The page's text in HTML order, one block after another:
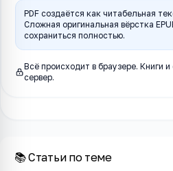
PDF создаётся как читабельная
Сложная оригинальная вёрстка
сохраниться полностью.
Всё происходит в браузере. Книги
сервер.
📚 Статьи по теме